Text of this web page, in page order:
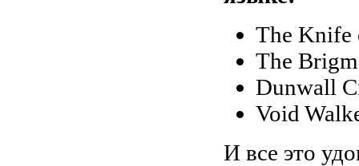
The
The
Dunwall
Void
И все это